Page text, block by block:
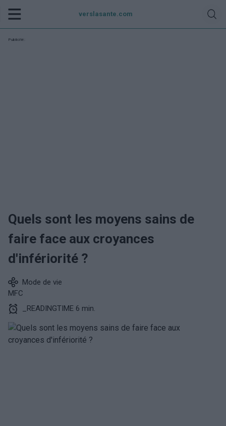
verslasante.com
Publicité:
Quels sont les moyens sains de
faire face aux croyances
d'infériorité ?
Mode de vie
MFC
_READINGTIME 6 min.